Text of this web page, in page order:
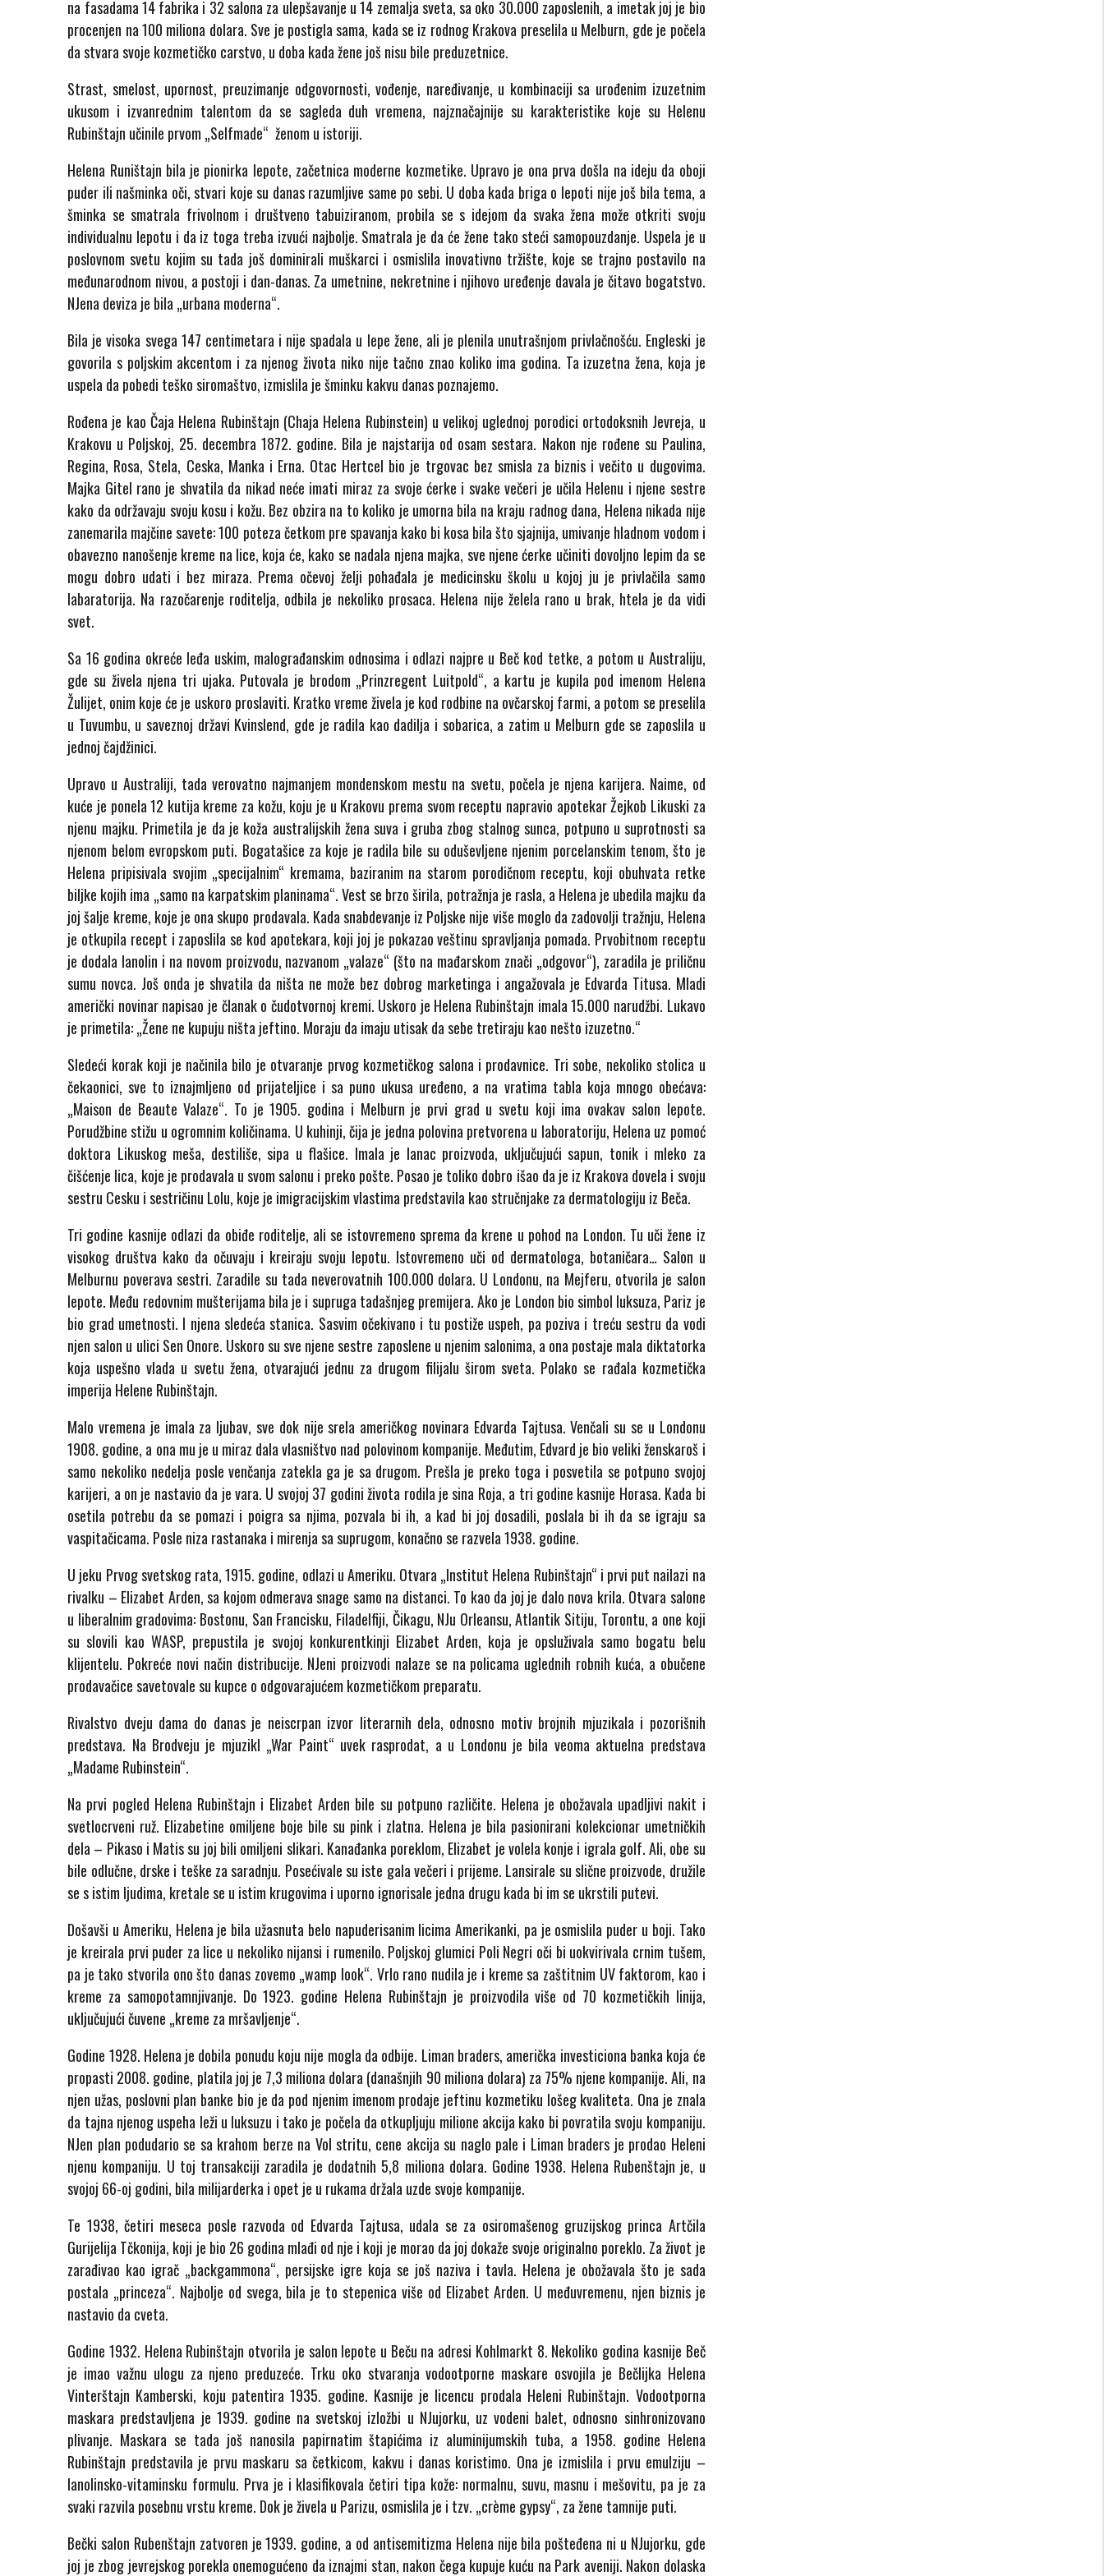
na fasadama 14 fabrika i 32 salona za ulepšavanje u 14 zemalja sveta, sa oko 30.000 zaposlenih, a imetak joj je bio
procenjen na 100 miliona dolara. Sve je postigla sama, kada se iz rodnog Krakova preselila u Melburn, gde je počela
da stvara svoje kozmetičko carstvo, u doba kada žene još nisu bile preduzetnice.
Strast, smelost, upornost, preuzimanje odgovornosti, vođenje, naređivanje, u kombinaciji sa urođenim izuzetnim
ukusom i izvanrednim talentom da se sagleda duh vremena, najznačajnije su karakteristike koje su Helenu
Rubinštajn učinile prvom „Selfmade“ ženom u istoriji.
Helena Runištajn bila je pionirka lepote, začetnica moderne kozmetike. Upravo je ona prva došla na ideju da oboji
puder ili našminka oči, stvari koje su danas razumljive same po sebi. U doba kada briga o lepoti nije još bila tema, a
šminka se smatrala frivolnom i društveno tabuiziranom, probila se s idejom da svaka žena može otkriti svoju
individualnu lepotu i da iz toga treba izvući najbolje. Smatrala je da će žene tako steći samopouzdanje. Uspela je u
poslovnom svetu kojim su tada još dominirali muškarci i osmislila inovativno tržište, koje se trajno postavilo na
međunarodnom nivou, a postoji i dan-danas. Za umetnine, nekretnine i njihovo uređenje davala je čitavo bogatstvo.
NJena deviza je bila „urbana moderna“.
Bila je visoka svega 147 centimetara i nije spadala u lepe žene, ali je plenila unutrašnjom privlačnošću. Engleski je
govorila s poljskim akcentom i za njenog života niko nije tačno znao koliko ima godina. Ta izuzetna žena, koja je
uspela da pobedi teško siromaštvo, izmislila je šminku kakvu danas poznajemo.
Rođena je kao Čaja Helena Rubinštajn (Chaja Helena Rubinstein) u velikoj uglednoj porodici ortodoksnih Jevreja, u
Krakovu u Poljskoj, 25. decembra 1872. godine. Bila je najstarija od osam sestara. Nakon nje rođene su Paulina,
Regina, Rosa, Stela, Ceska, Manka i Erna. Otac Hertcel bio je trgovac bez smisla za biznis i večito u dugovima.
Majka Gitel rano je shvatila da nikad neće imati miraz za svoje ćerke i svake večeri je učila Helenu i njene sestre
kako da održavaju svoju kosu i kožu. Bez obzira na to koliko je umorna bila na kraju radnog dana, Helena nikada nije
zanemarila majčine savete: 100 poteza četkom pre spavanja kako bi kosa bila što sjajnija, umivanje hladnom vodom i
obavezno nanošenje kreme na lice, koja će, kako se nadala njena majka, sve njene ćerke učiniti dovoljno lepim da se
mogu dobro udati i bez miraza. Prema očevoj želji pohađala je medicinsku školu u kojoj ju je privlačila samo
labaratorija. Na razočarenje roditelja, odbila je nekoliko prosaca. Helena nije želela rano u brak, htela je da vidi
svet.
Sa 16 godina okreće leđa uskim, malograđanskim odnosima i odlazi najpre u Beč kod tetke, a potom u Australiju,
gde su živela njena tri ujaka. Putovala je brodom „Prinzregent Luitpold“, a kartu je kupila pod imenom Helena
Žulijet, onim koje će je uskoro proslaviti. Kratko vreme živela je kod rodbine na ovčarskoj farmi, a potom se preselila
u Tuvumbu, u saveznoj državi Kvinslend, gde je radila kao dadilja i sobarica, a zatim u Melburn gde se zaposlila u
jednoj čajdžinici.
Upravo u Australiji, tada verovatno najmanjem mondenskom mestu na svetu, počela je njena karijera. Naime, od
kuće je ponela 12 kutija kreme za kožu, koju je u Krakovu prema svom receptu napravio apotekar Žejkob Likuski za
njenu majku. Primetila je da je koža australijskih žena suva i gruba zbog stalnog sunca, potpuno u suprotnosti sa
njenom belom evropskom puti. Bogatašice za koje je radila bile su oduševljene njenim porcelanskim tenom, što je
Helena pripisivala svojim „specijalnim“ kremama, baziranim na starom porodičnom receptu, koji obuhvata retke
biljke kojih ima „samo na karpatskim planinama“. Vest se brzo širila, potražnja je rasla, a Helena je ubedila majku da
joj šalje kreme, koje je ona skupo prodavala. Kada snabdevanje iz Poljske nije više moglo da zadovolji tražnju, Helena
je otkupila recept i zaposlila se kod apotekara, koji joj je pokazao veštinu spravljanja pomada. Prvobitnom receptu
je dodala lanolin i na novom proizvodu, nazvanom „valaze“ (što na mađarskom znači „odgovor“), zaradila je priličnu
sumu novca. Još onda je shvatila da ništa ne može bez dobrog marketinga i angažovala je Edvarda Titusa. Mladi
američki novinar napisao je članak o čudotvornoj kremi. Uskoro je Helena Rubinštajn imala 15.000 narudžbi. Lukavo
je primetila: „Žene ne kupuju ništa jeftino. Moraju da imaju utisak da sebe tretiraju kao nešto izuzetno.“
Sledeći korak koji je načinila bilo je otvaranje prvog kozmetičkog salona i prodavnice. Tri sobe, nekoliko stolica u
čekaonici, sve to iznajmljeno od prijateljice i sa puno ukusa uređeno, a na vratima tabla koja mnogo obećava:
„Maison de Beaute Valaze“. To je 1905. godina i Melburn je prvi grad u svetu koji ima ovakav salon lepote.
Porudžbine stižu u ogromnim količinama. U kuhinji, čija je jedna polovina pretvorena u laboratoriju, Helena uz pomoć
doktora Likuskog meša, destiliše, sipa u flašice. Imala je lanac proizvoda, uključujući sapun, tonik i mleko za
čišćenje lica, koje je prodavala u svom salonu i preko pošte. Posao je toliko dobro išao da je iz Krakova dovela i svoju
sestru Cesku i sestričinu Lolu, koje je imigracijskim vlastima predstavila kao stručnjake za dermatologiju iz Beča.
Tri godine kasnije odlazi da obiđe roditelje, ali se istovremeno sprema da krene u pohod na London. Tu uči žene iz
visokog društva kako da očuvaju i kreiraju svoju lepotu. Istovremeno uči od dermatologa, botaničara… Salon u
Melburnu poverava sestri. Zaradile su tada neverovatnih 100.000 dolara. U Londonu, na Mejferu, otvorila je salon
lepote. Među redovnim mušterijama bila je i supruga tadašnjeg premijera. Ako je London bio simbol luksuza, Pariz je
bio grad umetnosti. I njena sledeća stanica. Sasvim očekivano i tu postiže uspeh, pa poziva i treću sestru da vodi
njen salon u ulici Sen Onore. Uskoro su sve njene sestre zaposlene u njenim salonima, a ona postaje mala diktatorka
koja uspešno vlada u svetu žena, otvarajući jednu za drugom filijalu širom sveta. Polako se rađala kozmetička
imperija Helene Rubinštajn.
Malo vremena je imala za ljubav, sve dok nije srela američkog novinara Edvarda Tajtusa. Venčali su se u Londonu
1908. godine, a ona mu je u miraz dala vlasništvo nad polovinom kompanije. Međutim, Edvard je bio veliki ženskaroš i
samo nekoliko nedelja posle venčanja zatekla ga je sa drugom. Prešla je preko toga i posvetila se potpuno svojoj
karijeri, a on je nastavio da je vara. U svojoj 37 godini života rodila je sina Roja, a tri godine kasnije Horasa. Kada bi
osetila potrebu da se pomazi i poigra sa njima, pozvala bi ih, a kad bi joj dosadili, poslala bi ih da se igraju sa
vaspitačicama. Posle niza rastanaka i mirenja sa suprugom, konačno se razvela 1938. godine.
U jeku Prvog svetskog rata, 1915. godine, odlazi u Ameriku. Otvara „Institut Helena Rubinštajn“ i prvi put nailazi na
rivalku – Elizabet Arden, sa kojom odmerava snage samo na distanci. To kao da joj je dalo nova krila. Otvara salone
u liberalnim gradovima: Bostonu, San Francisku, Filadelfiji, Čikagu, NJu Orleansu, Atlantik Sitiju, Torontu, a one koji
su slovili kao WASP, prepustila je svojoj konkurentkinji Elizabet Arden, koja je opsluživala samo bogatu belu
klijentelu. Pokreće novi način distribucije. NJeni proizvodi nalaze se na policama uglednih robnih kuća, a obučene
prodavačice savetovale su kupce o odgovarajućem kozmetičkom preparatu.
Rivalstvo dveju dama do danas je neiscrpan izvor literarnih dela, odnosno motiv brojnih mjuzikala i pozorišnih
predstava. Na Brodveju je mjuzikl „War Paint“ uvek rasprodat, a u Londonu je bila veoma aktuelna predstava
„Madame Rubinstein“.
Na prvi pogled Helena Rubinštajn i Elizabet Arden bile su potpuno različite. Helena je obožavala upadljivi nakit i
svetlocrveni ruž. Elizabetine omiljene boje bile su pink i zlatna. Helena je bila pasionirani kolekcionar umetničkih
dela – Pikaso i Matis su joj bili omiljeni slikari. Kanađanka poreklom, Elizabet je volela konje i igrala golf. Ali, obe su
bile odlučne, drske i teške za saradnju. Posećivale su iste gala večeri i prijeme. Lansirale su slične proizvode, družile
se s istim ljudima, kretale se u istim krugovima i uporno ignorisale jedna drugu kada bi im se ukrstili putevi.
Došavši u Ameriku, Helena je bila užasnuta belo napuderisanim licima Amerikanki, pa je osmislila puder u boji. Tako
je kreirala prvi puder za lice u nekoliko nijansi i rumenilo. Poljskoj glumici Poli Negri oči bi uokvirivala crnim tušem,
pa je tako stvorila ono što danas zovemo „wamp look“. Vrlo rano nudila je i kreme sa zaštitnim UV faktorom, kao i
kreme za samopotamnjivanje. Do 1923. godine Helena Rubinštajn je proizvodila više od 70 kozmetičkih linija,
uključujući čuvene „kreme za mršavljenje“.
Godine 1928. Helena je dobila ponudu koju nije mogla da odbije. Liman braders, američka investiciona banka koja će
propasti 2008. godine, platila joj je 7,3 miliona dolara (današnjih 90 miliona dolara) za 75% njene kompanije. Ali, na
njen užas, poslovni plan banke bio je da pod njenim imenom prodaje jeftinu kozmetiku lošeg kvaliteta. Ona je znala
da tajna njenog uspeha leži u luksuzu i tako je počela da otkupljuju milione akcija kako bi povratila svoju kompaniju.
NJen plan podudario se sa krahom berze na Vol stritu, cene akcija su naglo pale i Liman braders je prodao Heleni
njenu kompaniju. U toj transakciji zaradila je dodatnih 5,8 miliona dolara. Godine 1938. Helena Rubenštajn je, u
svojoj 66-oj godini, bila milijarderka i opet je u rukama držala uzde svoje kompanije.
Te 1938, četiri meseca posle razvoda od Edvarda Tajtusa, udala se za osiromašenog gruzijskog princa Artčila
Gurijelija Tčkonija, koji je bio 26 godina mlađi od nje i koji je morao da joj dokaže svoje originalno poreklo. Za život je
zarađivao kao igrač „backgammona“, persijske igre koja se još naziva i tavla. Helena je obožavala što je sada
postala „princeza“. Najbolje od svega, bila je to stepenica više od Elizabet Arden. U međuvremenu, njen biznis je
nastavio da cveta.
Godine 1932. Helena Rubinštajn otvorila je salon lepote u Beču na adresi Kohlmarkt 8. Nekoliko godina kasnije Beč
je imao važnu ulogu za njeno preduzeće. Trku oko stvaranja vodootporne maskare osvojila je Bečlijka Helena
Vinterštajn Kamberski, koju patentira 1935. godine. Kasnije je licencu prodala Heleni Rubinštajn. Vodootporna
maskara predstavljena je 1939. godine na svetskoj izložbi u NJujorku, uz vodeni balet, odnosno sinhronizovano
plivanje. Maskara se tada još nanosila papirnatim štapićima iz aluminijumskih tuba, a 1958. godine Helena
Rubinštajn predstavila je prvu maskaru sa četkicom, kakvu i danas koristimo. Ona je izmislila i prvu emulziju –
lanolinsko-vitaminsku formulu. Prva je i klasifikovala četiri tipa kože: normalnu, suvu, masnu i mešovitu, pa je za
svaki razvila posebnu vrstu kreme. Dok je živela u Parizu, osmislila je i tzv. „crème gypsy“, za žene tamnije puti.
Bečki salon Rubenštajn zatvoren je 1939. godine, a od antisemitizma Helena nije bila pošteđena ni u NJujorku, gde
joj je zbog jevrejskog porekla onemogućeno da iznajmi stan, nakon čega kupuje kuću na Park aveniji. Nakon dolaska